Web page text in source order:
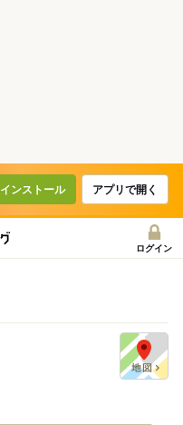
インストール アプリで開く
ログイン